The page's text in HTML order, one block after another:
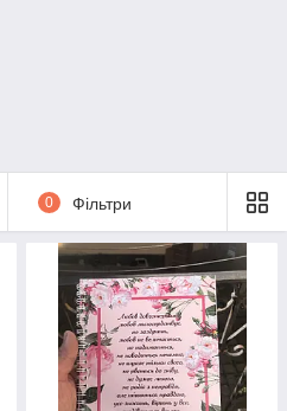
0 Фільтри